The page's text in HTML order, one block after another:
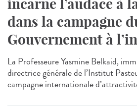
incarne l’audace à
dans la campagne
Gouvernement à
La Professeure Yasmine Belkaid,
directrice générale de l’Institut
campagne internationale